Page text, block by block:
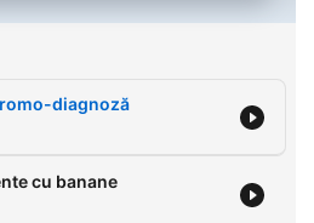
diagnoză
cu banane